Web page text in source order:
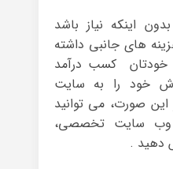
اینکه نیاز باشد
های جانبی داشته
خودتان کسب درآمد
خود را به سایت
صورت، می توانید
وب سایت تخصصی،
دهید .